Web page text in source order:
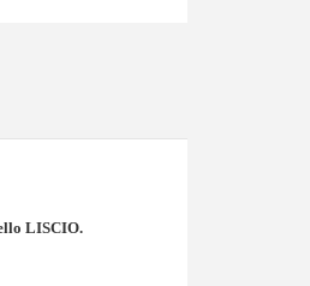
LISCIO.